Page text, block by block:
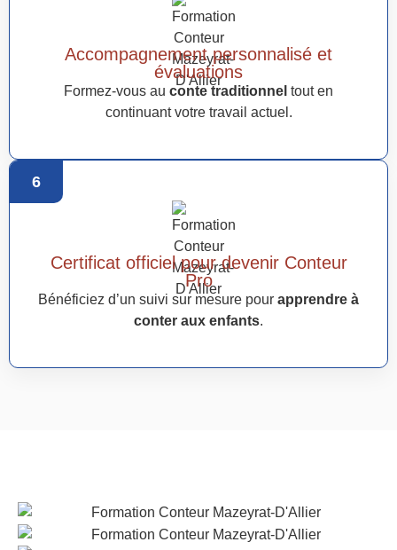
Accompagnement personnalisé et
évaluations
Formez-vous au conte traditionnel tout en
continuant votre travail actuel.
6
Certificat officiel pour devenir Conteur
Pro
Bénéficiez d’un suivi sur mesure pour apprendre à
conter aux enfants.